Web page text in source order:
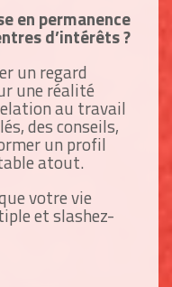
en permanence
d’intérêts ?
un regard
une réalité
au travail
des conseils,
un profil
atout.
votre vie
et slashez-